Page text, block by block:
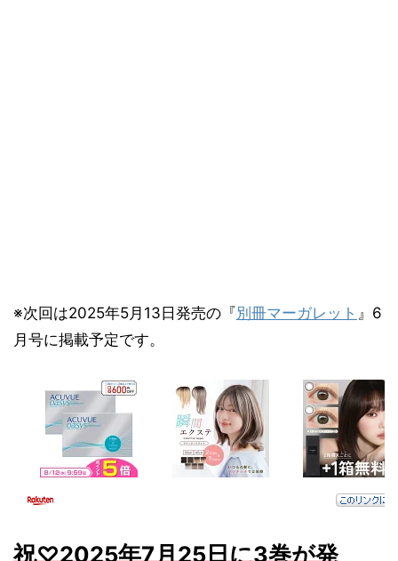
※次回は2025年5月13日発売の『別冊マーガレット 』6
月号に掲載予定です。
祝♡2025年7月25日に3巻が発